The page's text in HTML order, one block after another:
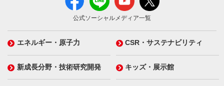
公式ソーシャルメディア一覧
エネルギー・原子力 CSR・サステナビリティ
新成長分野・技術研究開発 キッズ・展示館